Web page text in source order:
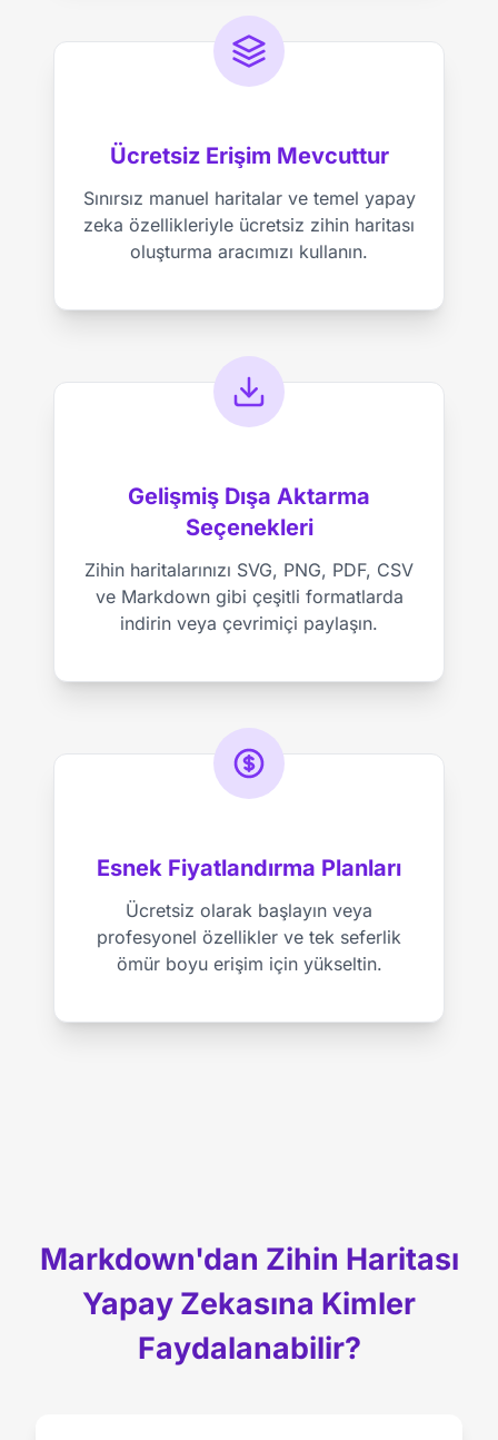
Ücretsiz Erişim Mevcuttur
Sınırsız manuel haritalar ve temel yapay
zeka özellikleriyle ücretsiz zihin haritası
oluşturma aracımızı kullanın.
Gelişmiş Dışa Aktarma
Seçenekleri
Zihin haritalarınızı SVG, PNG, PDF, CSV
ve Markdown gibi çeşitli formatlarda
indirin veya çevrimiçi paylaşın.
Esnek Fiyatlandırma Planları
Ücretsiz olarak başlayın veya
profesyonel özellikler ve tek seferlik
ömür boyu erişim için yükseltin.
Markdown'dan Zihin Haritası
Yapay Zekasına Kimler
Faydalanabilir?